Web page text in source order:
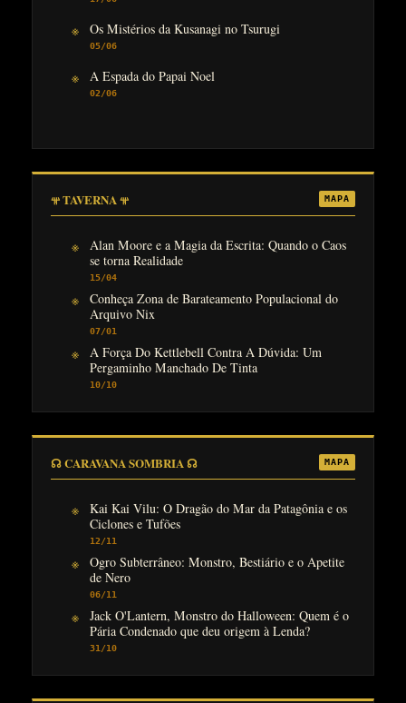
Os Mistérios da Kusanagi no Tsurugi
05/06
A Espada do Papai Noel
02/06
𖥬 TAVERNA 𖥬 MAPA
Alan Moore e a Magia da Escrita: Quando o Caos
se torna Realidade
15/04
Conheça Zona de Barateamento Populacional do
Arquivo Nix
07/01
A Força Do Kettlebell Contra A Dúvida: Um
Pergaminho Manchado De Tinta
10/10
☊ CARAVANA SOMBRIA ☊ MAPA
Kai Kai Vilu: O Dragão do Mar da Patagônia e os
Ciclones e Tufões
12/11
Ogro Subterrâneo: Monstro, Bestiário e o Apetite
de Nero
06/11
Jack O'Lantern, Monstro do Halloween: Quem é o
Pária Condenado que deu origem à Lenda?
31/10